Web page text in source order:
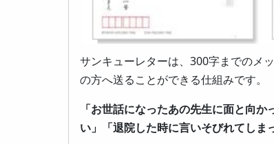
サンキューレターは、300字までのメ
の方へ送ることができる仕組みです。
「お世話になったあの先生に面と向
い」「退院した時に言いそびれてしま